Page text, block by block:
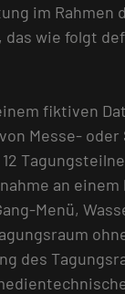
im Rahmen
das wie folgt
fiktiven
Messe- oder
an
Menü,
des